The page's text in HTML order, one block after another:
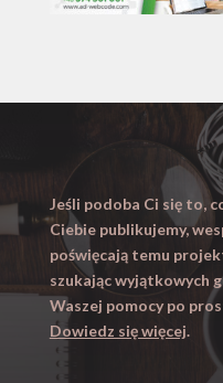
Jeśli podoba Ci się to,
Ciebie publikujemy,
poświęcają temu
szukając wyjątkowych
Waszej pomocy po
Dowiedz się więcej.